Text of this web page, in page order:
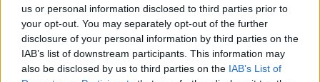
us or personal information disclosed to third parties prior to
your opt-out. You may separately opt-out of the further
disclosure of your personal information by third parties on the
IAB’s list of downstream participants. This information may
also be disclosed by us to third parties on the IAB’s List of